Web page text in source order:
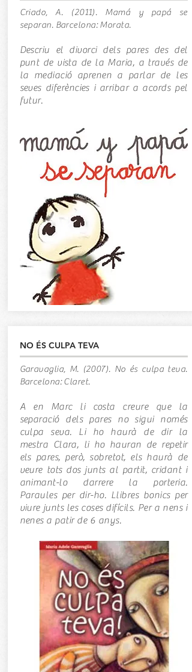
Criado, A. (2011). Mamá y papá se
separan. Barcelona: Morata.
Descriu el divorci dels pares des del
punt de vista de la Maria, a través de
la mediació aprenen a parlar de les
seves diferències i arribar a acords pel
futur.
NO ÉS CULPA TEVA
Garavaglia, M. (2007). No és culpa teva.
Barcelona: Claret.
A en Marc li costa creure que la
separació dels pares no sigui només
culpa seva. Li ho haurà de dir la
mestra Clara, li ho hauran de repetir
els pares, però, sobretot, els haurà de
veure tots dos junts al partit, cridant i
animant-lo darrere la porteria.
Paraules per dir-ho. Llibres bonics per
viure junts les coses difícils. Per a nens i
nenes a patir de 6 anys.